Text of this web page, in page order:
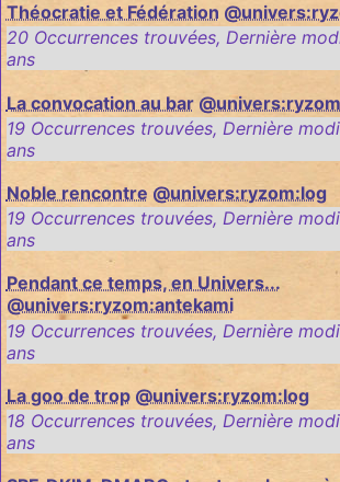
Théocratie et Fédération
20 Occurrences trouvées, Dernière
ans
La convocation au bar
19 Occurrences trouvées, Dernière
ans
Noble rencontre @univers:ryzom:log
19 Occurrences trouvées, Dernière
ans
Pendant ce temps, en Univers...
@univers:ryzom:antekami
19 Occurrences trouvées, Dernière
ans
La goo de trop @univers:ryzom:log
18 Occurrences trouvées, Dernière
ans